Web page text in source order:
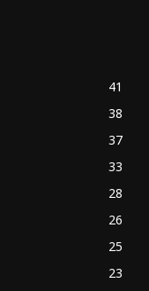
41
38
37
33
28
26
25
23